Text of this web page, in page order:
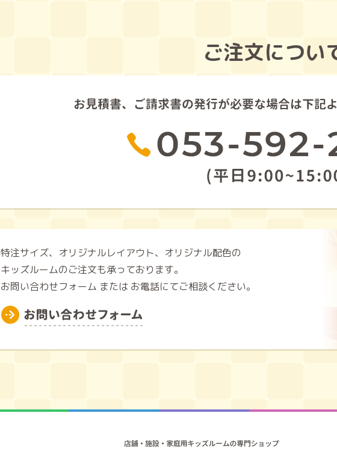
ご注文につい
特注サイズ、オリジナルレイアウト、オリジナル配色の
キッズルームのご注文も承っております。
お問い合わせフォーム または お電話にてご相談ください。